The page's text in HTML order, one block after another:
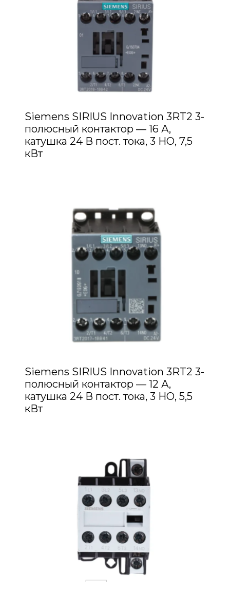
Siemens SIRIUS Innovation 3RT2 3-
полюсный контактор — 16 А,
катушка 24 В пост. тока, 3 НО, 7,5
кВт
Siemens SIRIUS Innovation 3RT2 3-
полюсный контактор — 12 А,
катушка 24 В пост. тока, 3 НО, 5,5
кВт